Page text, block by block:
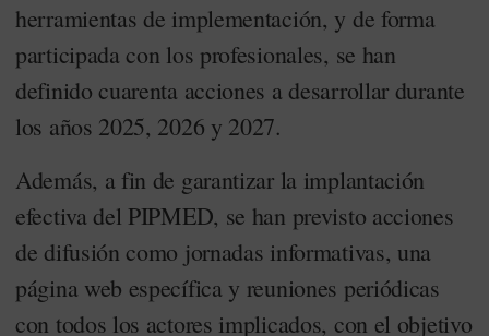
herramientas de implementación, y de forma
participada con los profesionales, se han
definido cuarenta acciones a desarrollar durante
los años 2025, 2026 y 2027.
Además, a fin de garantizar la implantación
efectiva del PIPMED, se han previsto acciones
de difusión como jornadas informativas, una
página web específica y reuniones periódicas
con todos los actores implicados, con el objetivo